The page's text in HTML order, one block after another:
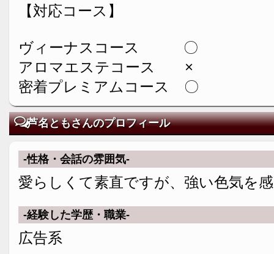
【対応コース】
ヴィーナスコース 〇
アロマエステコース ×
密着プレミアムコース 〇
芦名ともさんのプロフィール
-性格・会話の雰囲気-
愛らしくて素直ですが、強い色気を
-経験した学歴・職業-
広告系